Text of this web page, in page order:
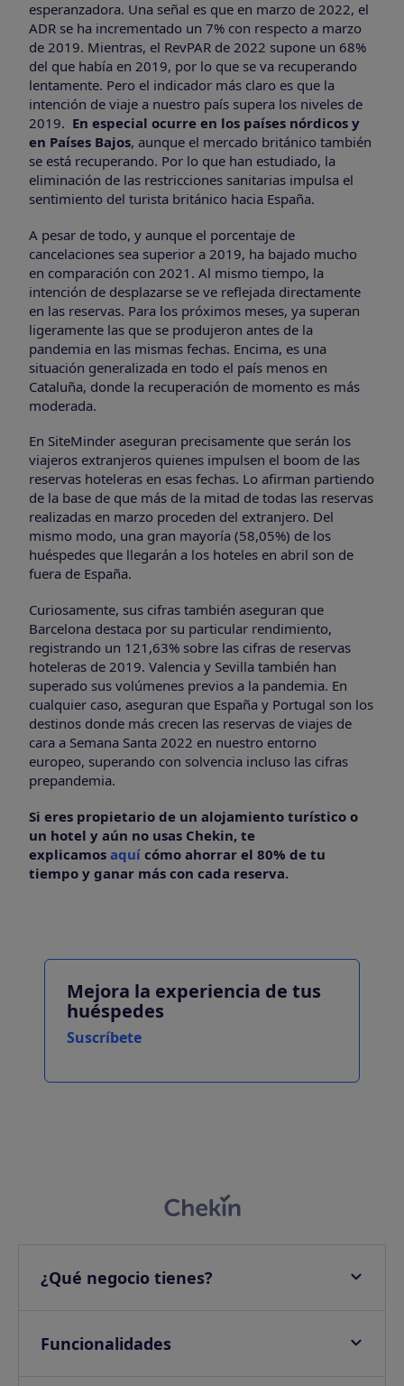
esperanzadora. Una señal es que en marzo de 2022, el
ADR se ha incrementado un 7% con respecto a marzo
de 2019. Mientras, el RevPAR de 2022 supone un 68%
del que había en 2019, por lo que se va recuperando
lentamente. Pero el indicador más claro es que la
intención de viaje a nuestro país supera los niveles de
2019. En especial ocurre en los países nórdicos y
en Países Bajos, aunque el mercado británico también
se está recuperando. Por lo que han estudiado, la
eliminación de las restricciones sanitarias impulsa el
sentimiento del turista británico hacia España.
A pesar de todo, y aunque el porcentaje de
cancelaciones sea superior a 2019, ha bajado mucho
en comparación con 2021. Al mismo tiempo, la
intención de desplazarse se ve reflejada directamente
en las reservas. Para los próximos meses, ya superan
ligeramente las que se produjeron antes de la
pandemia en las mismas fechas. Encima, es una
situación generalizada en todo el país menos en
Cataluña, donde la recuperación de momento es más
moderada.
En SiteMinder aseguran precisamente que serán los
viajeros extranjeros quienes impulsen el boom de las
reservas hoteleras en esas fechas. Lo afirman partiendo
de la base de que más de la mitad de todas las reservas
realizadas en marzo proceden del extranjero. Del
mismo modo, una gran mayoría (58,05%) de los
huéspedes que llegarán a los hoteles en abril son de
fuera de España.
Curiosamente, sus cifras también aseguran que
Barcelona destaca por su particular rendimiento,
registrando un 121,63% sobre las cifras de reservas
hoteleras de 2019. Valencia y Sevilla también han
superado sus volúmenes previos a la pandemia. En
cualquier caso, aseguran que España y Portugal son los
destinos donde más crecen las reservas de viajes de
cara a Semana Santa 2022 en nuestro entorno
europeo, superando con solvencia incluso las cifras
prepandemia.
Si eres propietario de un alojamiento turístico o
un hotel y aún no usas Chekin, te
explicamos aquí cómo ahorrar el 80% de tu
tiempo y ganar más con cada reserva.
Mejora la experiencia de tus
huéspedes
Suscríbete
¿Qué negocio tienes?
Hoteles
Funcionalidades